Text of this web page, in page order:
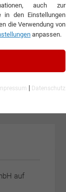
auf
auch zur
in den Einstellungen
die Verwendung von
anpassen.
| Datenschutz